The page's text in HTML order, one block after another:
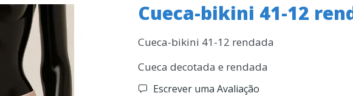
Cueca-bikini 41-12
Cueca-bikini 41-12 rendada
Cueca decotada e rendada
Escrever uma Avaliação